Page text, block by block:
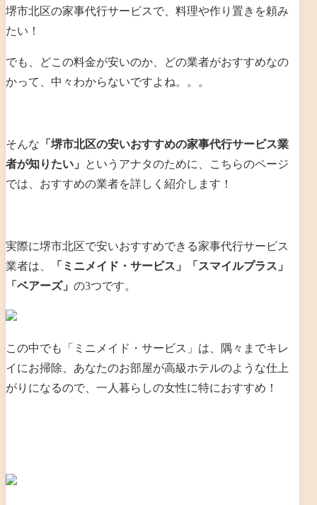
堺市北区の家事代行サービスで、料理や作り置きを頼み
たい！
でも、どこの料金が安いのか、どの業者がおすすめなの
かって、中々わからないですよね。。。
そんな 「堺市北区の安いおすすめの家事代行サービス業
者が知りたい」
というアナタのために、こちらのページ
では、おすすめの業者を詳しく紹介します！
実際に堺市北区で安いおすすめできる家事代行サービス
業者は、
「ミニメイド・サービス」「スマイルプラス」
「ベアーズ」 の3つです。
この中でも「ミニメイド・サービス」は、隅々までキレ
イにお掃除、あなたのお部屋が高級ホテルのような仕上
がりになるので、一人暮らしの女性に特におすすめ！